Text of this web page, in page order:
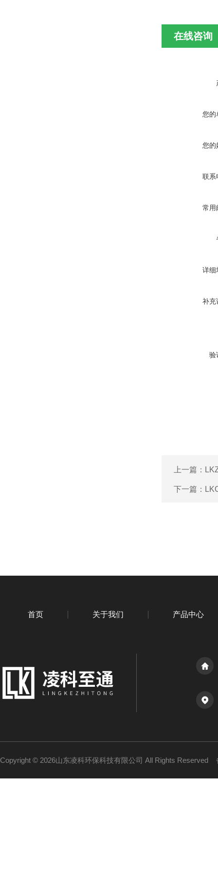
在线咨询
您的
您的
联系
常用
详细
补充
验
上一篇：
下一篇：
首页 关于我们 产品中心
Copyright © 2026山东凌科环保科技有限公司 All Rights Reserved